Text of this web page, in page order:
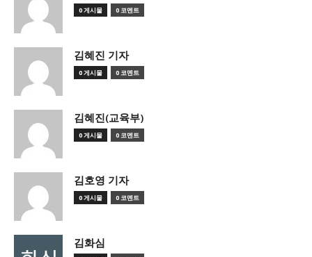
0 게시물 0 코멘트
김혜진 기자
0 게시물 0 코멘트
김혜진(교육부)
0 게시물 0 코멘트
김호영 기자
0 게시물 0 코멘트
김화심